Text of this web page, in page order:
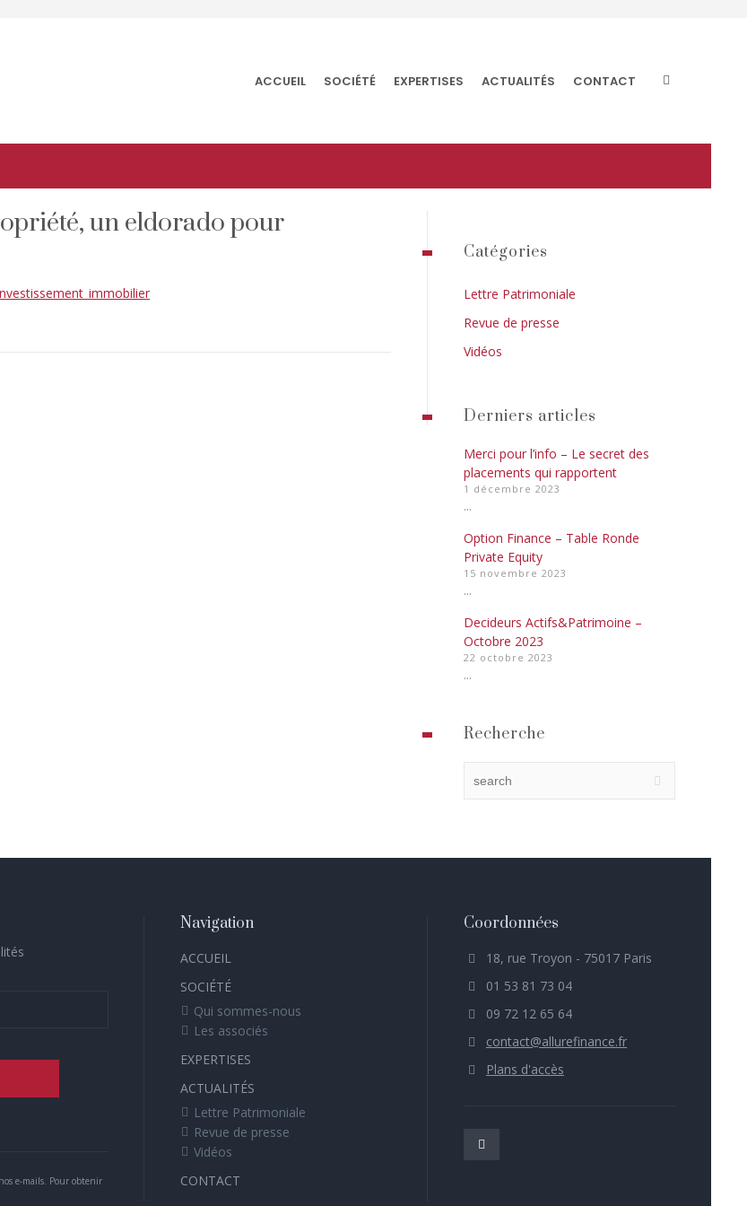
ACCUEIL SOCIÉTÉ EXPERTISES ACTUALITÉS CONTACT
un eldorado pour
Catégories
Lettre Patrimoniale
Revue de presse
Vidéos
Derniers articles
Merci pour l’info – Le secret des
placements qui rapportent
1 décembre 2023
...
Option Finance – Table Ronde
Private Equity
15 novembre 2023
...
Decideurs Actifs&Patrimoine –
Octobre 2023
22 octobre 2023
...
Recherche
e-mails. Pour obtenir
Navigation
ACCUEIL
SOCIÉTÉ
Qui sommes-nous
Les associés
EXPERTISES
ACTUALITÉS
Lettre Patrimoniale
Revue de presse
Vidéos
CONTACT
Coordonnées
18, rue Troyon - 75017 Paris
01 53 81 73 04
09 72 12 65 64
contact@allurefinance.fr
Plans d'accès